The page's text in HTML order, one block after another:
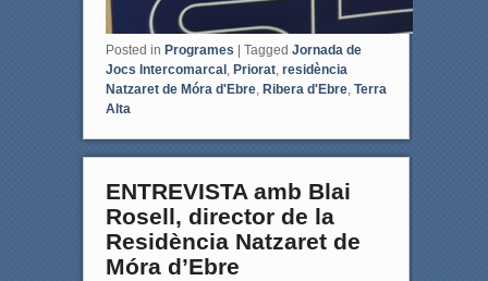
Posted in Programes Tagged Jornada de
Jocs Intercomarcal , Priorat, residència
Natzaret de Móra d'Ebre, Ribera d'Ebre, Terra
Alta
ENTREVISTA amb Blai
Rosell, director de la
Residència Natzaret de
Móra d’Ebre